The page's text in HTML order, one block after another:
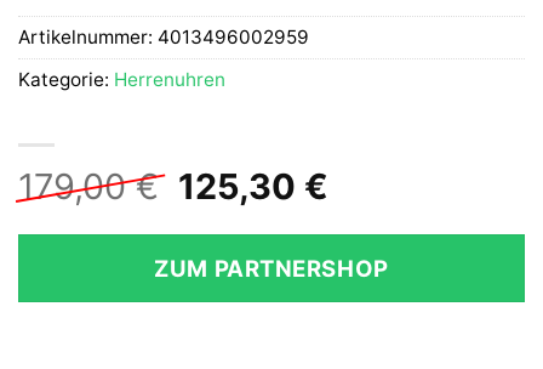
179,00€ Ursprünglicher
Preis
war:
179,00 €
125,30 €
ist:
125,30 €.
ZUM PARTNERSHOP
Artikelnummer: 4013496002959
Kategorie: Herrenuhren